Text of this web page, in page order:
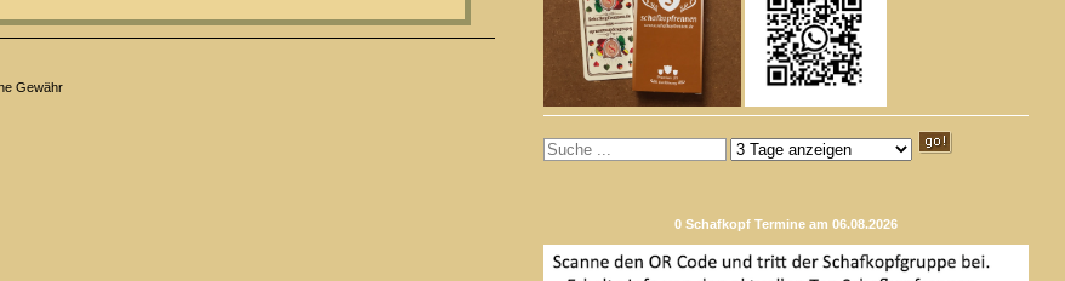
Gewähr
0 Schafkopf Termine am 06.08.2026